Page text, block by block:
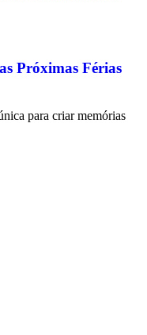
Próximas Férias
para criar memórias